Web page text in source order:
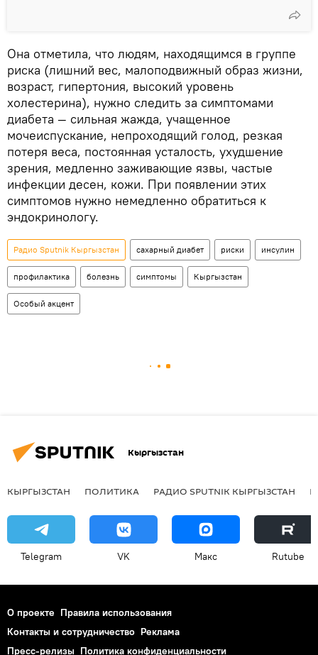
Она отметила, что людям, находящимся в группе
риска (лишний вес, малоподвижный образ жизни,
возраст, гипертония, высокий уровень
холестерина), нужно следить за симптомами
диабета — сильная жажда, учащенное
мочеиспускание, непроходящий голод, резкая
потеря веса, постоянная усталость, ухудшение
зрения, медленно заживающие язвы, частые
инфекции десен, кожи. При появлении этих
симптомов нужно немедленно обратиться к
эндокринологу.
Радио Sputnik Кыргызстан сахарный диабет риски инсулин
профилактика болезнь симптомы Кыргызстан
Особый акцент
Кыргызстан
КЫРГЫЗСТАН ПОЛИТИКА РАДИО SPUTNIK КЫРГЫЗСТАН
Telegram VK Макс Rutube
О проекте Правила использования
Контакты и сотрудничество Реклама
Пресс-релизы Политика конфиденциальности